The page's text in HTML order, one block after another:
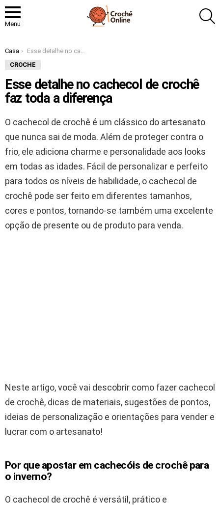
Menu
Você está aqui:
Casa
Esse detalhe no cachecol de crochê faz toda a diferença
CROCHE
Esse detalhe no cachecol de crochê
faz toda a diferença
O cachecol de crochê é um clássico do artesanato
que nunca sai de moda. Além de proteger contra o
frio, ele adiciona charme e personalidade aos looks
em todas as idades. Fácil de personalizar e perfeito
para todos os níveis de habilidade, o cachecol de
crochê pode ser feito em diferentes tamanhos,
cores e pontos, tornando-se também uma excelente
opção de presente ou de produto para venda.
Neste artigo, você vai descobrir como fazer cachecol
de crochê, dicas de materiais, sugestões de pontos,
ideias de personalização e orientações para vender e
lucrar com o artesanato!
Por que apostar em cachecóis de crochê para
o inverno?
O cachecol de crochê é versátil, prático e